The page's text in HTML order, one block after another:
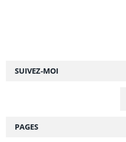
SUIVEZ-MOI
PAGES